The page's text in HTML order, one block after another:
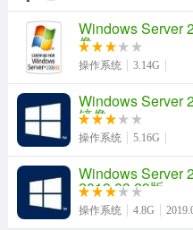
Windows Server
像
操作系统 3.14G
Windows Server
镜像
操作系统 5.16G
Windows Server
2019.03.29版
操作系统 4.8G